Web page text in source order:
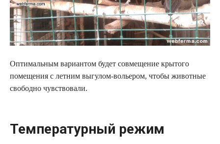
Оптимальным вариантом будет совмещение крытого
помещения с летним выгулом-вольером, чтобы животные
свободно чувствовали.
Температурный режим